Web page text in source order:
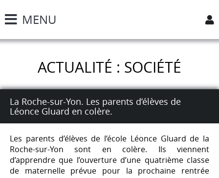
MENU
ACTUALITÉ : SOCIÉTÉ
La Roche-sur-Yon. Les parents d’élèves de
Léonce Gluard en colère.
Les parents d’élèves de l’école Léonce Gluard de la
Roche-sur-Yon sont en colère. Ils viennent
d’apprendre que l’ouverture d’une quatrième classe
de maternelle prévue pour la prochaine rentrée